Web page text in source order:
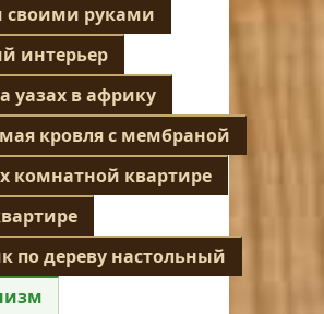
руками
интерьер
уазах в африку
кровля с мембраной
комнатной квартире
по дереву настольный